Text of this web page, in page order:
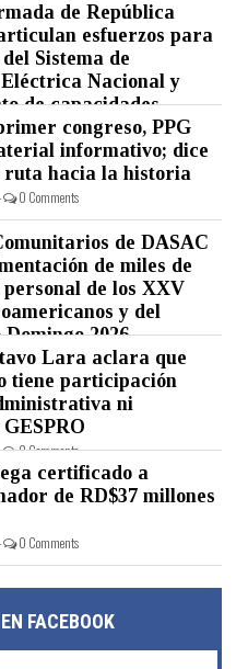
de República
esfuerzos para
Sistema de
Nacional y
de capacidades.
congreso, PPG
informativo; dice
ruta hacia la historia
0 Comments
de DASAC
de miles de
de los XXV
y del
2026
Lara aclara que
tiene participación
ni
0 Comments
certificado a
de RD$37 millones
0 Comments
FACEBOOK